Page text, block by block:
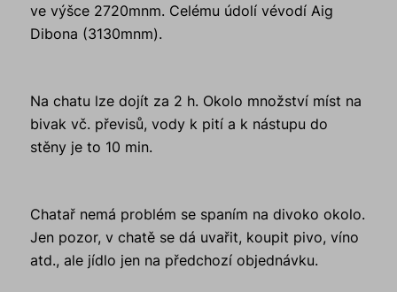
ve výšce 2720mnm. Celému údolí vévodí Aig
Dibona (3130mnm).
Na chatu lze dojít za 2 h. Okolo množství míst na
bivak vč. převisů, vody k pití a k nástupu do
stěny je to 10 min.
Chatař nemá problém se spaním na divoko okolo.
Jen pozor, v chatě se dá uvařit, koupit pivo, víno
atd., ale jídlo jen na předchozí objednávku.